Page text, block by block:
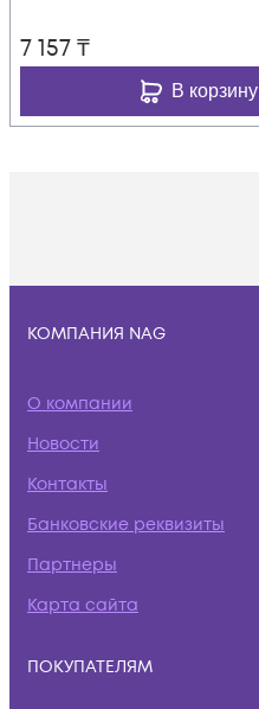
7 157₸
В корзину
КОМПАНИЯ NAG
О компании
Новости
Контакты
Банковские реквизиты
Партнеры
Карта сайта
ПОКУПАТЕЛЯМ